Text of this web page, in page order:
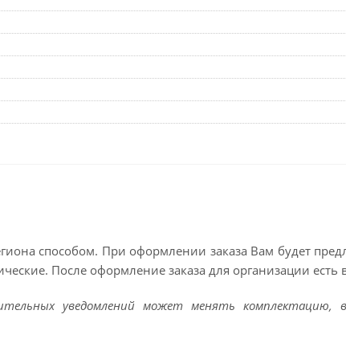
способом. При оформлении заказа Вам будет
После оформление заказа для организации есть
уведомлений может менять комплектацию,